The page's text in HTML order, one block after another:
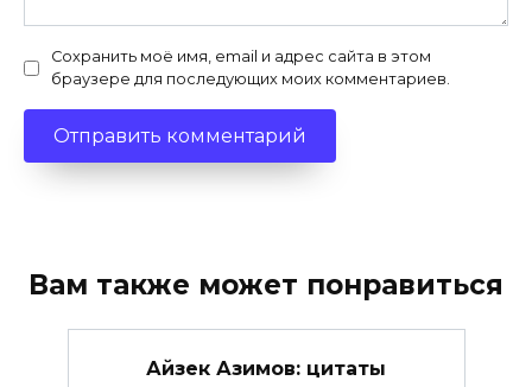
Сохранить моё имя, email и адрес сайта в этом
браузере для последующих моих комментариев.
Вам также может понравиться
Айзек Азимов: цитаты